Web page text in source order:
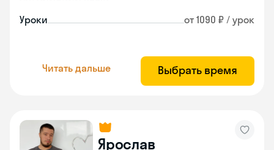
Уроки от 1090 ₽ / урок
Читать дальше Выбрать время
Ярослав